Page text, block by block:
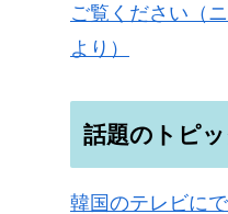
ご覧ください（
より）
話題のトピッ
韓国のテレビにで